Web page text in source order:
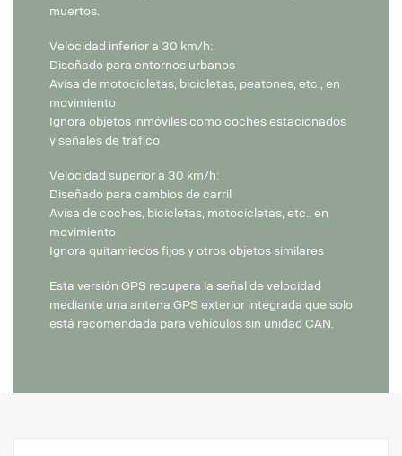
muertos.
Velocidad inferior a 30 km/h:
Diseñado para entornos urbanos
Avisa de motocicletas, bicicletas, peatones, etc., en
movimiento
Ignora objetos inmóviles como coches estacionados
y señales de tráfico
Velocidad superior a 30 km/h:
Diseñado para cambios de carril
Avisa de coches, bicicletas, motocicletas, etc., en
movimiento
Ignora quitamiedos fijos y otros objetos similares
Esta versión GPS recupera la señal de velocidad
mediante una antena GPS exterior integrada que solo
está recomendada para vehículos sin unidad CAN.